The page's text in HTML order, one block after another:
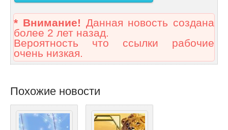
* Внимание! Данная новость создана
более 2 лет назад.
Вероятность что ссылки рабочие
очень низкая.
Похожие новости